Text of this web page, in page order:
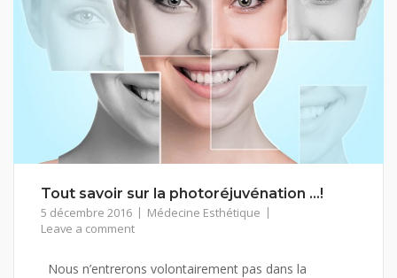
Tout savoir sur la photoréjuvénation …!
5 décembre 2016
Médecine Esthétique
Leave a comment
Nous n’entrerons volontairement pas dans la